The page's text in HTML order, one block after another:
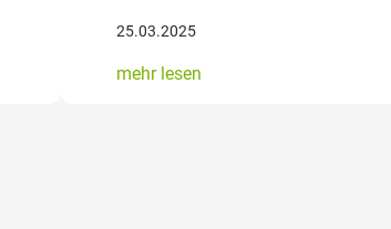
25.03.2025
mehr lesen